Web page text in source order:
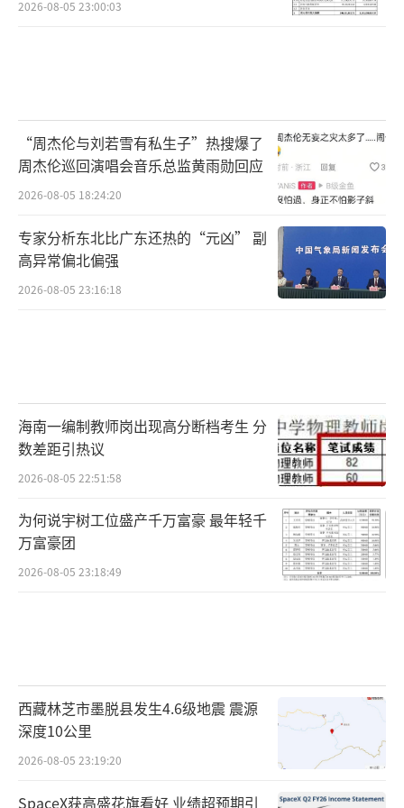
2026-08-05 23:00:03
“周杰伦与刘若雪有私生子”热搜爆了
周杰伦巡回演唱会音乐总监黄雨勋回应
2026-08-05 18:24:20
专家分析东北比广东还热的“元凶” 副
高异常偏北偏强
2026-08-05 23:16:18
海南一编制教师岗出现高分断档考生 分
数差距引热议
2026-08-05 22:51:58
为何说宇树工位盛产千万富豪 最年轻千
万富豪团
2026-08-05 23:18:49
西藏林芝市墨脱县发生4.6级地震 震源
深度10公里
2026-08-05 23:19:20
SpaceX获高盛花旗看好 业绩超预期引